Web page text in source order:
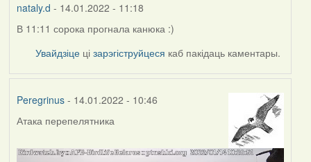
nataly.d - 14.01.2022 - 11:18
В 11:11 сорока прогнала канюка :)
Увайдзіце цізарэгіструйцеся каб пакідаць каментары.
Peregrinus- 14.01.2022 - 10:46
Атака перепелятника